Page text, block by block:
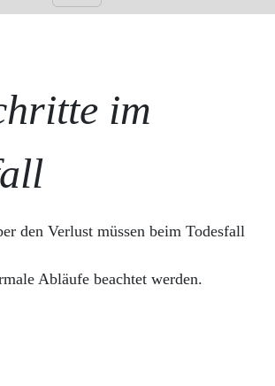
im
den Verlust müssen beim Todesfall
Abläufe beachtet werden.